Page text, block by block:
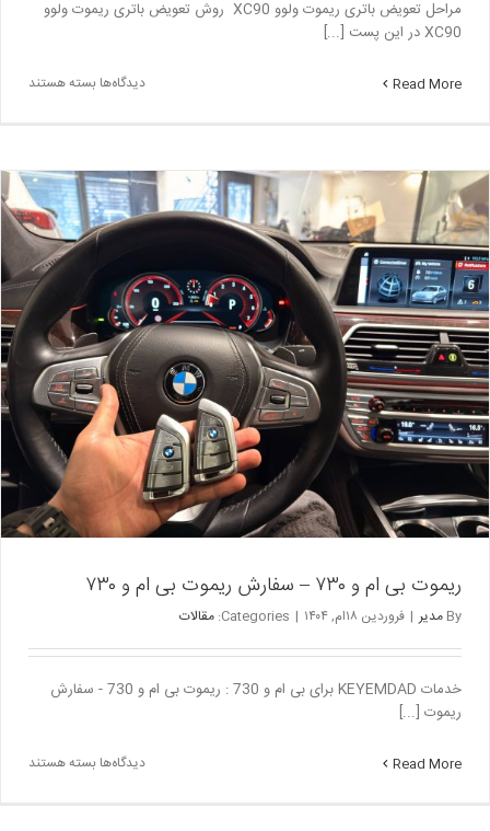
مراحل تعویض باتری ریموت ولوو XC90 روش تعویض باتری ریموت ولوو
XC90 در این پست [...]
Read More دیدگاه‌ها برای
ریموت
ولوو
XC90
بسته هستند
ریموت بی ام و ۷۳۰ – سفارش ریموت بی ام و ۷۳۰
By مدیر | فروردین ۱۸ام, ۱۴۰۴ |
Categories: مقالات
خدمات KEYEMDAD برای بی ام و 730 : ریموت بی ام و 730 - سفارش
ریموت [...]
Read More دیدگاه‌ها برای
بسته هستند